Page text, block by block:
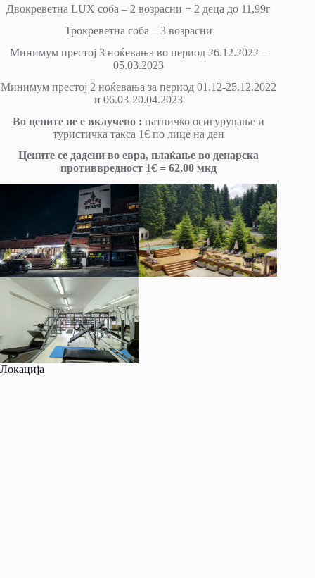
Двокреветна LUX соба – 2 возрасни + 2 деца до 11,99г
Трокреветна соба – 3 возрасни
Минимум престој 3 ноќевања во период 26.12.2022 –
05.03.2023
Минимум престој 2 ноќевања за период 01.12-25.12.2022
и 06.03-20.04.2023
Во цените не е вклучено :патничко осигурување и
туристичка тaкса 1€ по лице на ден
Цените се дадени во евра, плаќање во денарска
противвредност 1€ = 62,00 мкд
Локација